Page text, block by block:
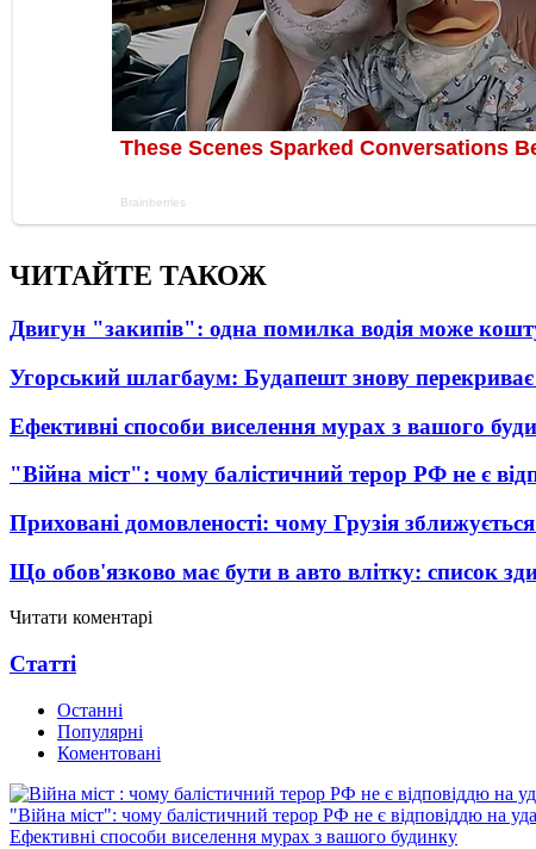
ЧИТАЙТЕ ТАКОЖ
Двигун "закипів": одна помилка водія може
Угорський шлагбаум: Будапешт знову
Ефективні способи виселення мурах з вашого
"Війна міст": чому балістичний терор РФ не є
Приховані домовленості: чому Грузія
Що обов'язково має бути в авто влітку: список
Читати коментарі
Статті
Останні
Популярні
Коментовані
"Війна міст": чому балістичний терор РФ не є відповіддю на
Ефективні способи виселення мурах з вашого будинку